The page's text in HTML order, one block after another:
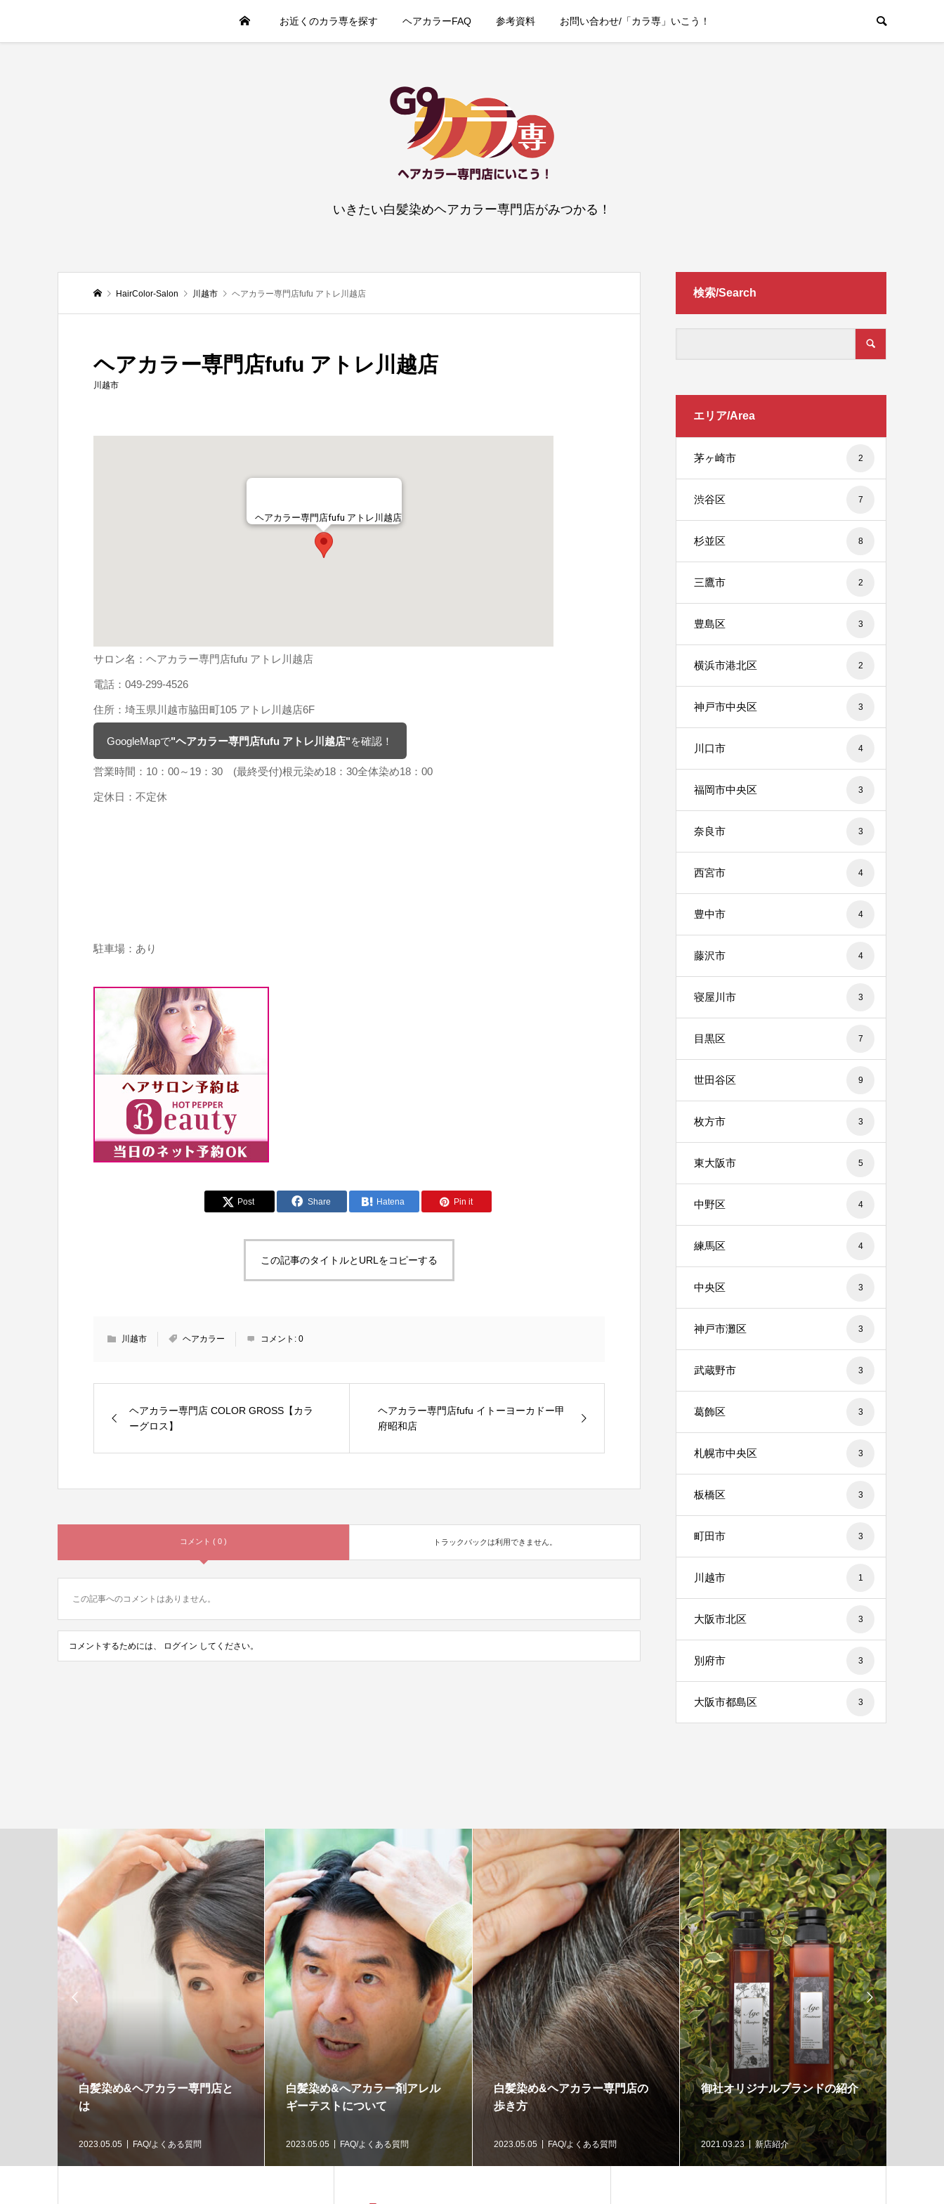
お近くのカラ専を探す ヘアカラーFAQ 参考資料 お問い合わせ/「カラ専」いこう！
いきたい白髪染めヘアカラー専門店がみつかる！
HairColor-Salon 川越市 ヘアカラー専門店fufu アトレ川越店
ヘアカラー専門店fufu アトレ川越店
川越市
ヘアカラー専門店fufu アトレ川越店
サロン名：ヘアカラー専門店fufu アトレ川越店
電話：049-299-4526
住所：埼玉県川越市脇田町105 アトレ川越店6F
GoogleMapで"ヘアカラー専門店fufu アトレ川越店"を確認！
営業時間：10：00～19：30 (最終受付)根元染め18：30全体染め18：00
定休日：不定休
駐車場：あり
Post Share Hatena Pin it
この記事のタイトルとURLをコピーする
川越市 ヘアカラー コメント: 0
ヘアカラー専門店 COLOR GROSS【カラ
ーグロス】
ヘアカラー専門店fufu イトーヨーカドー甲
府昭和店
コメント ( 0 ) トラックバックは利用できません。
この記事へのコメントはありません。
コメントするためには、 ログイン してください。
検索/Search
エリア/Area
茅ヶ崎市 2
渋谷区 7
杉並区 8
三鷹市 2
豊島区 3
横浜市港北区 2
神戸市中央区 3
川口市 4
福岡市中央区 3
奈良市 3
西宮市 4
豊中市 4
藤沢市 4
寝屋川市 3
目黒区 7
世田谷区 9
枚方市 3
東大阪市 5
中野区 4
練馬区 4
中央区 3
神戸市灘区 3
武蔵野市 3
葛飾区 3
札幌市中央区 3
板橋区 3
町田市 3
川越市 1
大阪市北区 3
別府市 3
大阪市都島区 3

白髪染め&ヘアカラー専門店と
は
2023.05.05 FAQ/よくある質問
白髪染め&へアカラー剤アレル
ギーテストについて
2023.05.05 FAQ/よくある質問
白髪染め&ヘアカラー専門店の
歩き方
2023.05.05 FAQ/よくある質問
御社オリジナルブランドの紹介
2021.03.23 新店紹介
